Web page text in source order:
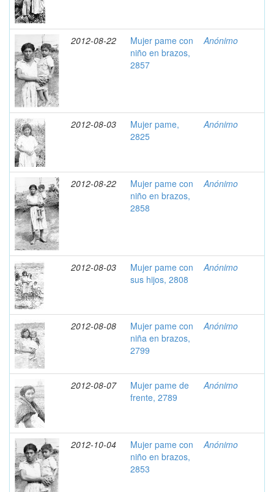
2012-08-22
Mujer pame con
niño en brazos,
2857
Anónimo
2012-08-03
Mujer pame,
2825
Anónimo
2012-08-22
Mujer pame con
niño en brazos,
2858
Anónimo
2012-08-03
Mujer pame con
sus hijos, 2808
Anónimo
2012-08-08
Mujer pame con
niña en brazos,
2799
Anónimo
2012-08-07
Mujer pame de
frente, 2789
Anónimo
2012-10-04
Mujer pame con
niño en brazos,
2853
Anónimo